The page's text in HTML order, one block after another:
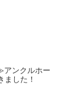
ンクルホー
ました！